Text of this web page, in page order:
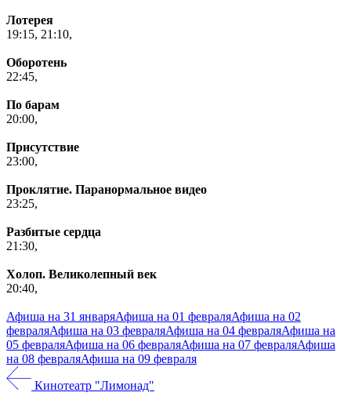
Лотерея
19:15, 21:10,
Оборотень
22:45,
По барам
20:00,
Присутствие
23:00,
Проклятие. Паранормальное видео
23:25,
Разбитые сердца
21:30,
Холоп. Великолепный век
20:40,
Афиша на 31 январяАфиша на 01 февраляАфиша на 02
февраляАфиша на 03 февраляАфиша на 04 февраляАфиша на
05 февраляАфиша на 06 февраляАфиша на 07 февраляАфиша
на 08 февраляАфиша на 09 февраля
Кинотеатр "Лимонад"